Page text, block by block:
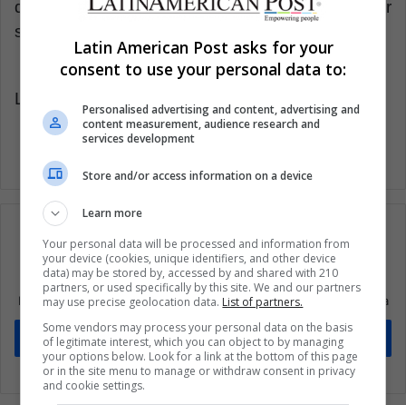
de Ayuda Federal para Estudiantes (FAFSA, por
sus siglas en inglés).
Latin American Post | Marcela Peñaloza
Suscríbete a nuestra lista de correos
Mantente informado sobre lo que está pasando en Latinoamérica
Suscríbete
Latin American Post asks for your
consent to use your personal data to:
Personalised advertising and content, advertising and
content measurement, audience research and
services development
Store and/or access information on a device
Learn more
Your personal data will be processed and information from
your device (cookies, unique identifiers, and other device
data) may be stored by, accessed by and shared with 210
partners, or used specifically by this site. We and our partners
may use precise geolocation data. List of partners.
Some vendors may process your personal data on the basis
of legitimate interest, which you can object to by managing
your options below. Look for a link at the bottom of this page
or in the site menu to manage or withdraw consent in privacy
and cookie settings.